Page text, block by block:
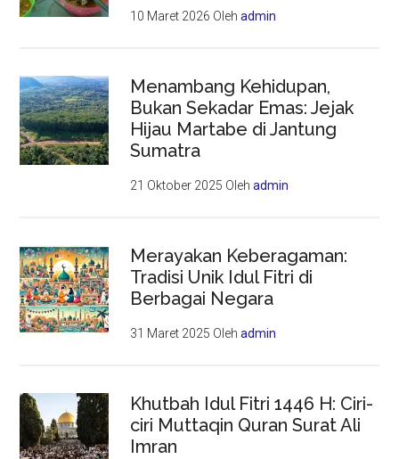
10 Maret 2026 Olehadmin
Menambang Kehidupan,
Bukan Sekadar Emas: Jejak
Hijau Martabe di Jantung
Sumatra
21 Oktober 2025 Olehadmin
Merayakan Keberagaman:
Tradisi Unik Idul Fitri di
Berbagai Negara
31 Maret 2025 Olehadmin
Khutbah Idul Fitri 1446 H: Ciri-
ciri Muttaqin Quran Surat Ali
Imran